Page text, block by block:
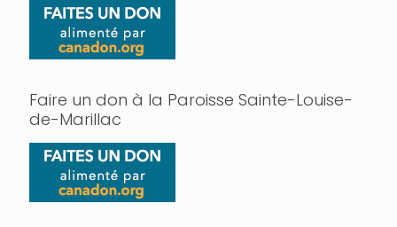
Faire un don à la Paroisse Sainte-Louise-
de-Marillac